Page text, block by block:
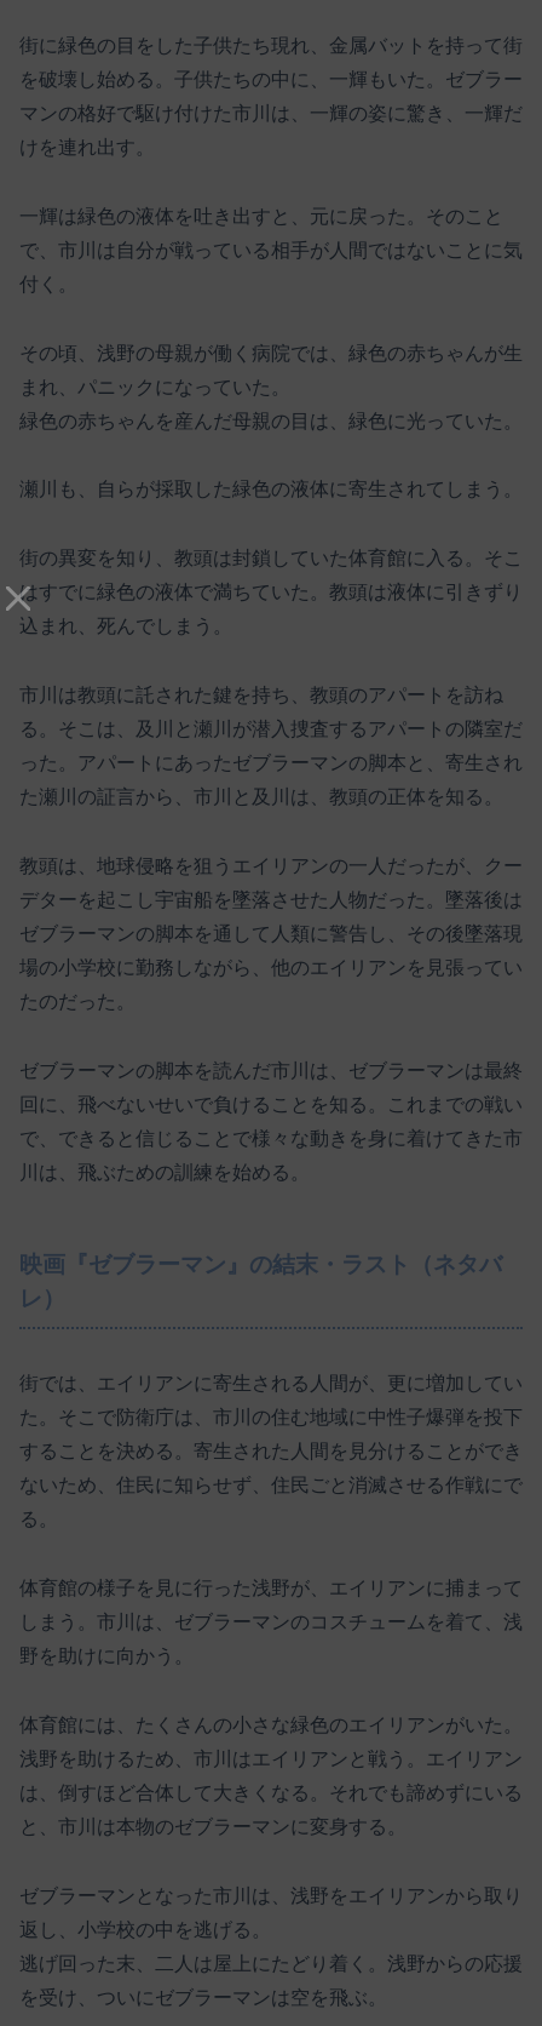
街に緑色の目をした子供たち現れ、金属バットを持って街
を破壊し始める。子供たちの中に、一輝もいた。ゼブラー
マンの格好で駆け付けた市川は、一輝の姿に驚き、一輝だ
けを連れ出す。
一輝は緑色の液体を吐き出すと、元に戻った。そのこと
で、市川は自分が戦っている相手が人間ではないことに気
付く。
その頃、浅野の母親が働く病院では、緑色の赤ちゃんが生
まれ、パニックになっていた。
緑色の赤ちゃんを産んだ母親の目は、緑色に光っていた。
瀬川も、自らが採取した緑色の液体に寄生されてしまう。
街の異変を知り、教頭は封鎖していた体育館に入る。そこ
はすでに緑色の液体で満ちていた。教頭は液体に引きずり
込まれ、死んでしまう。
市川は教頭に託された鍵を持ち、教頭のアパートを訪ね
る。そこは、及川と瀬川が潜入捜査するアパートの隣室だ
った。アパートにあったゼブラーマンの脚本と、寄生され
た瀬川の証言から、市川と及川は、教頭の正体を知る。
教頭は、地球侵略を狙うエイリアンの一人だったが、クー
デターを起こし宇宙船を墜落させた人物だった。墜落後は
ゼブラーマンの脚本を通して人類に警告し、その後墜落現
場の小学校に勤務しながら、他のエイリアンを見張ってい
たのだった。
ゼブラーマンの脚本を読んだ市川は、ゼブラーマンは最終
回に、飛べないせいで負けることを知る。これまでの戦い
で、できると信じることで様々な動きを身に着けてきた市
川は、飛ぶための訓練を始める。
映画『ゼブラーマン』の結末・ラスト（ネタバ
レ）
街では、エイリアンに寄生される人間が、更に増加してい
た。そこで防衛庁は、市川の住む地域に中性子爆弾を投下
することを決める。寄生された人間を見分けることができ
ないため、住民に知らせず、住民ごと消滅させる作戦にで
る。
体育館の様子を見に行った浅野が、エイリアンに捕まって
しまう。市川は、ゼブラーマンのコスチュームを着て、浅
野を助けに向かう。
体育館には、たくさんの小さな緑色のエイリアンがいた。
浅野を助けるため、市川はエイリアンと戦う。エイリアン
は、倒すほど合体して大きくなる。それでも諦めずにいる
と、市川は本物のゼブラーマンに変身する。
ゼブラーマンとなった市川は、浅野をエイリアンから取り
返し、小学校の中を逃げる。
逃げ回った末、二人は屋上にたどり着く。浅野からの応援
を受け、ついにゼブラーマンは空を飛ぶ。